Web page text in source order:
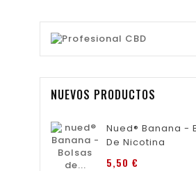
NUEVOS PRODUCTOS
Nued® Banana -
De Nicotina
5,50 €